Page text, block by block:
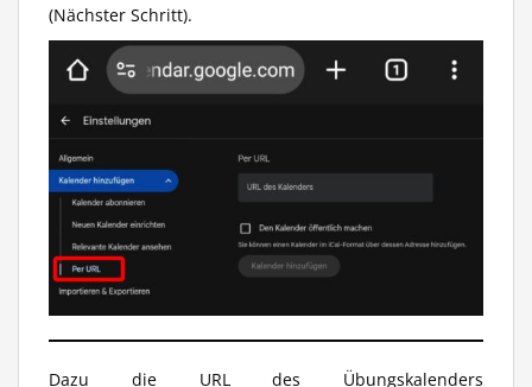
(Nächster Schritt).
Dazu die URL des Übungskalenders